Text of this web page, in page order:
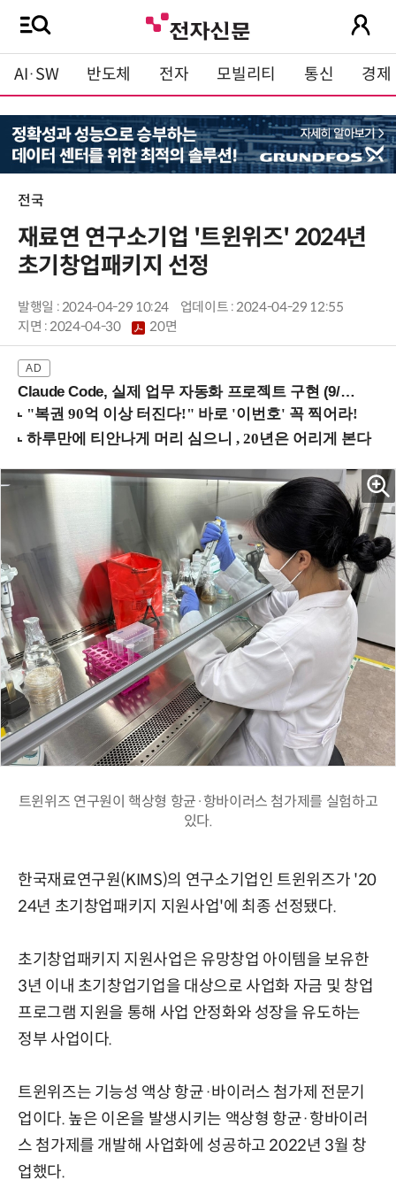
AI·SW 반도체 전자 모빌리티 통신 경제
전국
재료연 연구소기업 '트윈위즈' 2024년
초기창업패키지 선정
발행일 : 2024-04-29 10:24
업데이트 : 2024-04-29 12:55
지면 :2024-04-30 20면
Claude Code, 실제 업무 자동화 프로젝트 구현 (9/16 ~17 강남역)
트윈위즈 연구원이 핵상형 항균·항바이러스 첨가제를 실험하고
있다.
한국재료연구원(KIMS)의 연구소기업인 트윈위즈가 '20
24년 초기창업패키지 지원사업'에 최종 선정됐다.
초기창업패키지 지원사업은 유망창업 아이템을 보유한
3년 이내 초기창업기업을 대상으로 사업화 자금 및 창업
프로그램 지원을 통해 사업 안정화와 성장을 유도하는
정부 사업이다.
트윈위즈는 기능성 액상 항균·바이러스 첨가제 전문기
업이다. 높은 이온을 발생시키는 액상형 항균·항바이러
스 첨가제를 개발해 사업화에 성공하고 2022년 3월 창
업했다.